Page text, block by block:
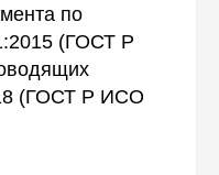
по
(ГОСТ Р
(ГОСТ Р ИСО